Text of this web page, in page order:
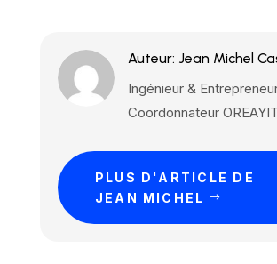
Auteur: Jean Michel
Ingénieur &
Coordonnateur
PLUS D'ARTICLE DE
JEAN MICHEL